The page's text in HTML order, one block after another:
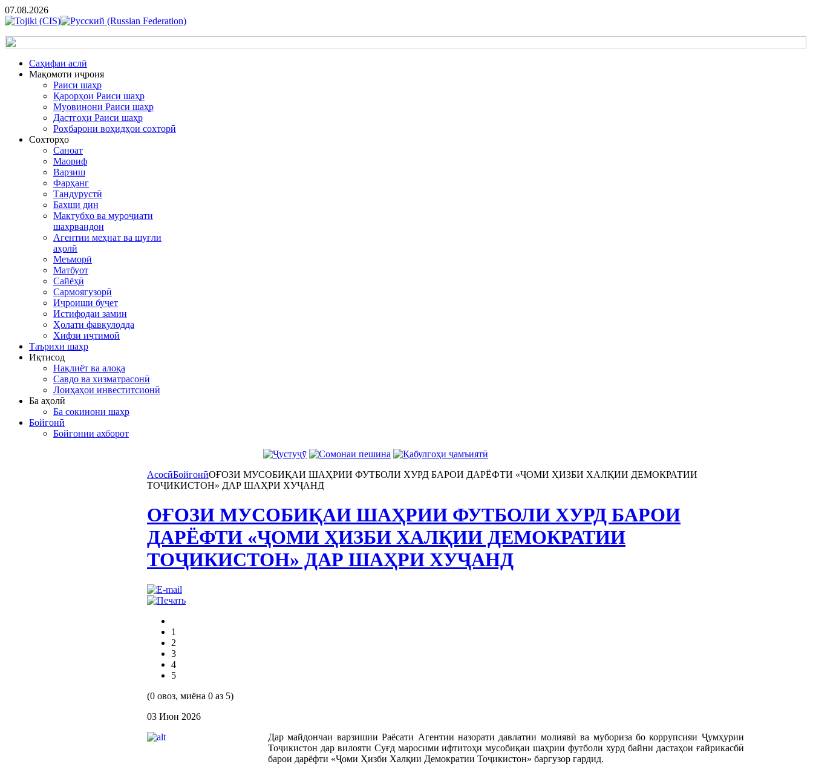
07.08.2026
Cаҳифаи аслӣ
Мақомоти иҷроия
Раиси шаҳр
Қарорҳои Раиси шаҳр
Муовинони Раиси шаҳр
Дастгоҳи Раиси шаҳр
Роҳбарони воҳидҳои сохторӣ
Сохторҳо
Саноат
Маориф
Варзиш
Фарҳанг
Тандурустӣ
Бахши дин
Мактубҳо ва муроҷиати
шаҳрвандон
Агентии меҳнат ва шуғли
аҳолӣ
Меъморӣ
Матбуот
Сайёҳӣ
Сармоягузорӣ
Иҷроиши буҷет
Истифодаи замин
Ҳолати фавқулодда
Хифзи иҷтимоӣ
Таърихи шаҳр
Иқтисод
Нақлиёт ва алоқа
Савдо ва хизматрасонӣ
Лоиҳаҳои инвеститсионӣ
Ба аҳолӣ
Ба сокинони шаҳр
Бойгонӣ
Бойгонии ахборот
АсосӣБойгонӣОҒОЗИ МУСОБИҚАИ ШАҲРИИ ФУТБОЛИ ХУРД БАРОИ ДАРЁФТИ «ҶОМИ ҲИЗБИ ХАЛҚИИ ДЕМОКРАТИИ
ТОҶИКИСТОН» ДАР ШАҲРИ ХУҶАНД
ОҒОЗИ МУСОБИҚАИ ШАҲРИИ ФУТБОЛИ ХУРД БАРОИ
ДАРЁФТИ «ҶОМИ ҲИЗБИ ХАЛҚИИ ДЕМОКРАТИИ
ТОҶИКИСТОН» ДАР ШАҲРИ ХУҶАНД
1
2
3
4
5
(0 овоз, миёна 0 аз 5)
03 Июн 2026
Дар майдончаи варзишии Раёсати Агентии назорати давлатии молиявӣ ва мубориза бо коррупсияи Ҷумҳурии
Тоҷикистон дар вилояти Суғд маросими ифтитоҳи мусобиқаи шаҳрии футболи хурд байни дастаҳои ғайрикасбӣ
барои дарёфти «Ҷоми Ҳизби Халқии Демократии Тоҷикистон» баргузор гардид.